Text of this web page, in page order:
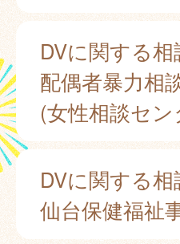
DVに関する相
配偶者暴力相
(女性相談セン
DVに関する相
仙台保健福祉